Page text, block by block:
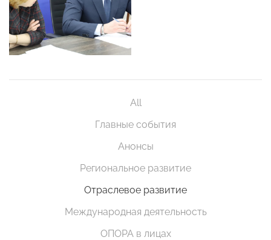
All
Главные события
Анонсы
Региональное развитие
Отраслевое развитие
Международная деятельность
ОПОРА в лицах